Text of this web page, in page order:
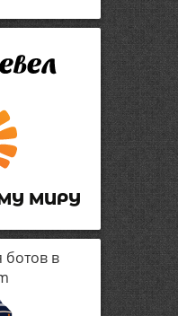
МИРУ
ботов в